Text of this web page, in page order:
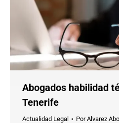
Abogados habilidad
Tenerife
Actualidad Legal PorAlvarez